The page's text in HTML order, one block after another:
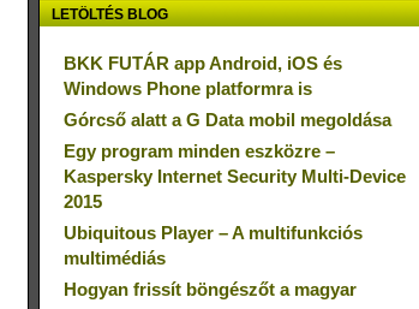
LETÖLTÉS BLOG
BKK FUTÁR app Android, iOS és
Windows Phone platformra is
Górcső alatt a G Data mobil megoldása
Egy program minden eszközre –
Kaspersky Internet Security Multi-Device
2015
Ubiquitous Player – A multifunkciós
multimédiás
Hogyan frissít böngészőt a magyar